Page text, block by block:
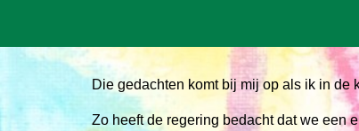
Die gedachten komt bij mij op als ik in de
Zo heeft de regering bedacht dat we een